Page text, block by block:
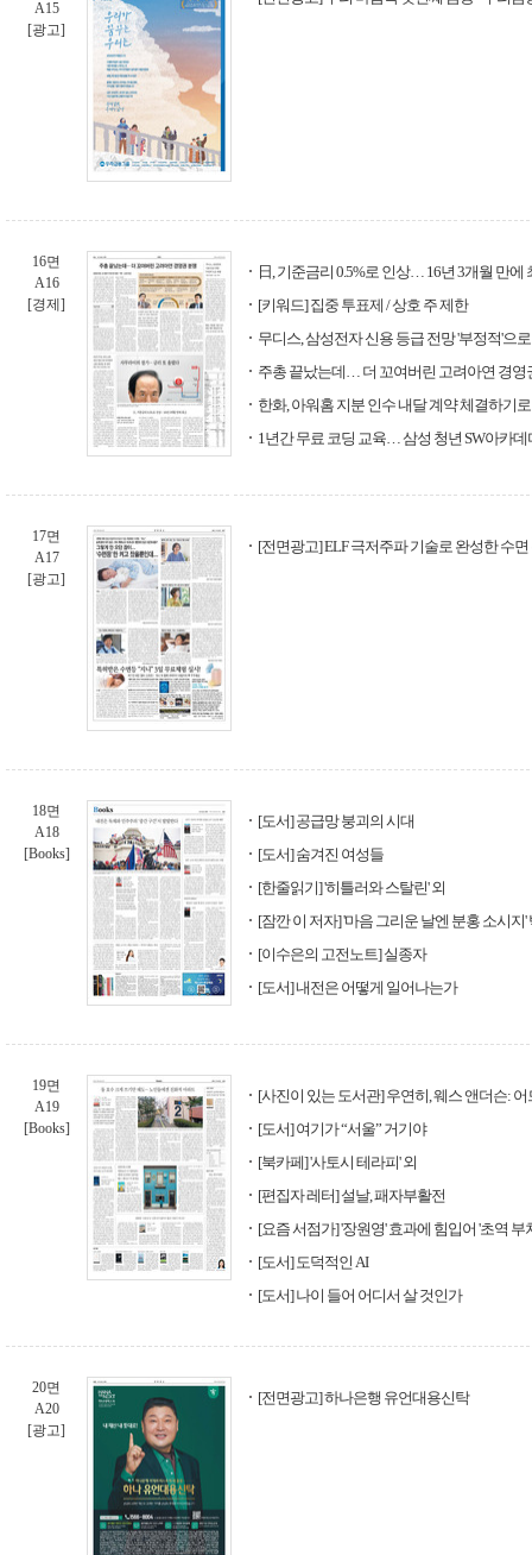
A15
[광고]
16면
A16
[경제]
日, 기준금리 0.5%로 인상… 16년 3개월 만에
[키워드] 집중 투표제 / 상호 주 제한
무디스, 삼성전자 신용 등급 전망 '부정적'으
주총 끝났는데… 더 꼬여버린 고려아연 경영
한화, 아워홈 지분 인수 내달 계약 체결하기로
1년간 무료 코딩 교육… 삼성 청년 SW아카데
17면
A17
[광고]
[전면광고] ELF 극저주파 기술로 완성한 수면
18면
A18
[Books]
[도서] 공급망 붕괴의 시대
[도서] 숨겨진 여성들
[한줄읽기] '히틀러와 스탈린' 외
[잠깐 이 저자] '마음 그리운 날엔 분홍 소시지'
[이수은의 고전노트] 실종자
[도서] 내전은 어떻게 일어나는가
19면
A19
[Books]
[사진이 있는 도서관] 우연히, 웨스 앤더슨:
[도서] 여기가 “서울” 거기야
[북카페] '사토시 테라피' 외
[편집자 레터] 설날, 패자부활전
[요즘 서점가] '장원영' 효과에 힘입어 '초역 부
[도서] 도덕적인 AI
[도서] 나이 들어 어디서 살 것인가
20면
A20
[광고]
[전면광고] 하나은행 유언대용신탁